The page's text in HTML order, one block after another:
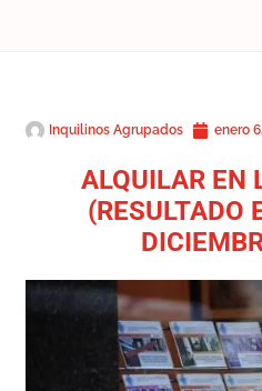
Inquilinos Agrupados enero
ALQUILAR EN
(RESULTADO